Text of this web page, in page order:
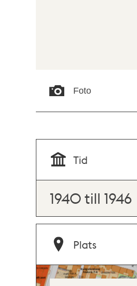
Foto
Tid
1940 till 1946
Plats